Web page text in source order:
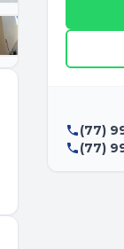
(77)
(77)